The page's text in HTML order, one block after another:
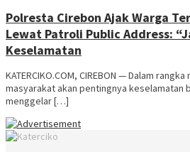
Polresta Cirebon Ajak Warga
Lewat Patroli Public Address:
Keselamatan
KATERCIKO.COM, CIREBON — Dalam
masyarakat akan pentingnya keselamatan
menggelar […]